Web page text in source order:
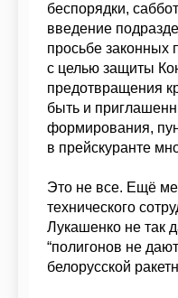
беспорядки,
введение
просьбе законных
с целью защиты
предотвращения
быть и
формирования,
в прейскуранте
Это не все. Ещё
технического
Лукашенко не так
“полигонов не
белорусской